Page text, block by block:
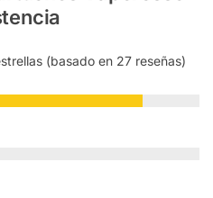
(basado en 27 reseñas)